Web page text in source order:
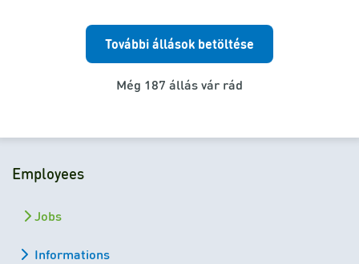
További állások betöltése
Még 187 állás vár rád
Employees
Jobs
Informations